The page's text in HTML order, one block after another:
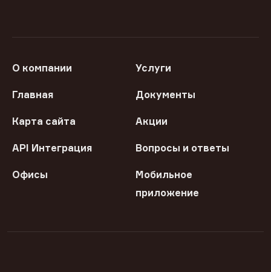
О компании Услуги
Главная Документы
Карта сайта Акции
API Интеграция Вопросы и ответы
Офисы
Мобильное
приложение